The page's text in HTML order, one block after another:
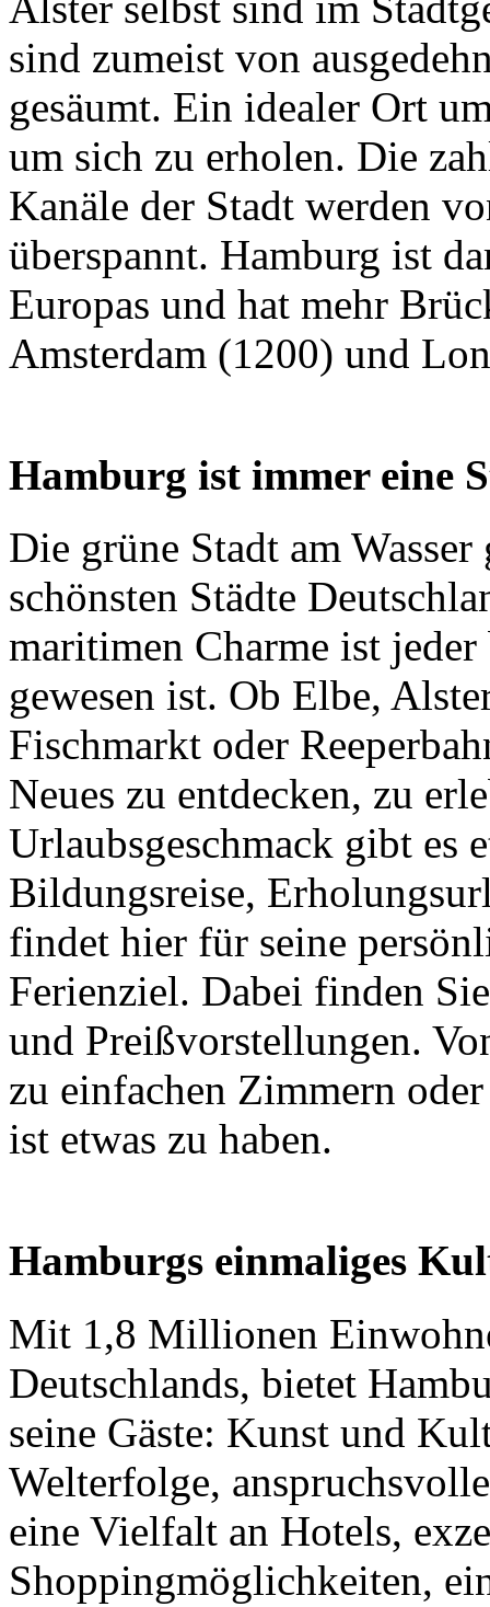
sind zumeist von
gesäumt. Ein idealer Ort
um sich zu erholen. Die
Kanäle der Stadt werden
überspannt. Hamburg ist
Europas und hat mehr
Amsterdam (1200) und
Hamburg ist immer eine
Die grüne Stadt am
schönsten Städte
maritimen Charme ist
gewesen ist. Ob Elbe,
Fischmarkt oder
Neues zu entdecken, zu
Urlaubsgeschmack gibt es
Bildungsreise,
findet hier für seine
Ferienziel. Dabei finden
und Preißvorstellungen.
zu einfachen Zimmern
ist etwas zu haben.
Hamburgs einmaliges
Mit 1,8 Millionen
Deutschlands, bietet
seine Gäste: Kunst und
Welterfolge,
eine Vielfalt an Hotels,
Shoppingmöglichkeiten,